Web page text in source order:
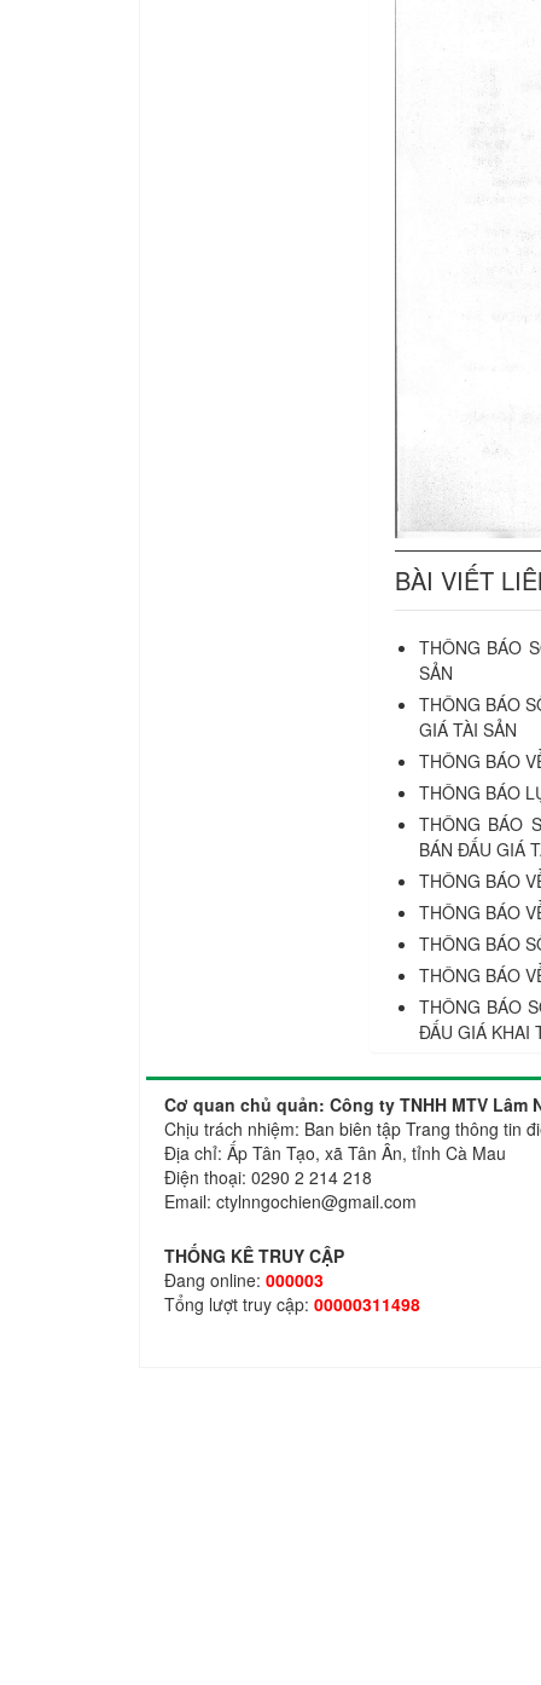
BÀI VIẾT
THÔNG BÁO
SẢN
THÔNG BÁO
GIÁ TÀI SẢN
THÔNG BÁO
THÔNG BÁO
THÔNG BÁO
BÁN ĐẤU GIÁ
THÔNG BÁO
THÔNG BÁO
THÔNG BÁO
THÔNG BÁO
THÔNG BÁO
ĐẤU GIÁ KHAI
Cơ quan chủ quản: Công ty TNHH MTV Lâm
Chịu trách nhiệm: Ban biên tập Trang thông tin
Địa chỉ: Ấp Tân Tạo, xã Tân Ân, tỉnh Cà Mau
Điện thoại: 0290 2 214 218
Email: ctylnngochien@gmail.com
THỐNG KÊ TRUY CẬP
Đang online: 000003
Tổng lượt truy cập: 00000311498